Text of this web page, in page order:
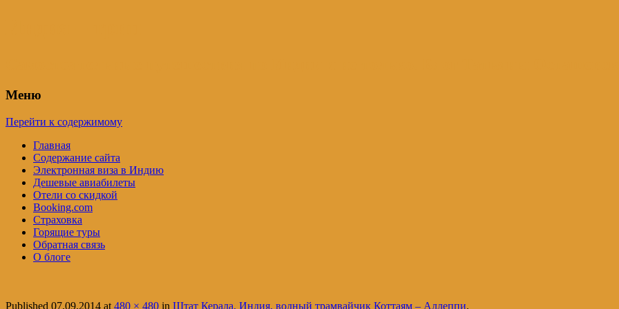
Меню
Перейти к содержимому
Главная
Содержание сайта
Электронная виза в Индию
Дешевые авиабилеты
Отели со скидкой
Booking.com
Страховка
Горящие туры
Обратная связь
О блоге
Published 07.09.2014 at480 × 480 in Штат Керала, Индия, водный трамвайчик Коттаям – Аллеппи.